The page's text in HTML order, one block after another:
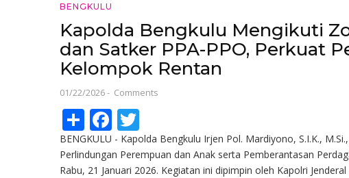
BENGKULU
Kapolda Bengkulu Mengikuti
dan Satker PPA-PPO, Perkuat
Kelompok Rentan
01/22/2026- Comments
ShareFacebook
BENGKULU - Kapolda Bengkulu Irjen Pol. Mardiyono, S.I.K.,
Perlindungan Perempuan dan Anak serta Pemberantasan
Rabu, 21 Januari 2026. Kegiatan ini dipimpin oleh Kapolri